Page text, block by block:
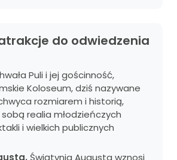
do odwiedzenia
Puli i jej gościnność,
Koloseum, dziś nazywane
rozmiarem i historią,
realia młodzieńczych
i wielkich publicznych
Świątynia Augusta wznosi